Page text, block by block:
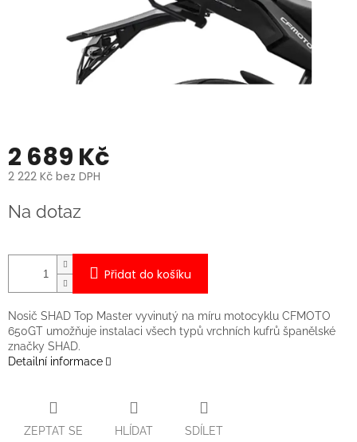
2 689 Kč
2 222 Kč bez DPH
cena:
Na dotaz
Přidat do košíku
Nosič SHAD Top Master vyvinutý na míru motocyklu CFMOTO
650GT umožňuje instalaci všech typů vrchních kufrů španělské
značky SHAD.
Detailní informace
ZEPTAT SE HLÍDAT SDÍLET